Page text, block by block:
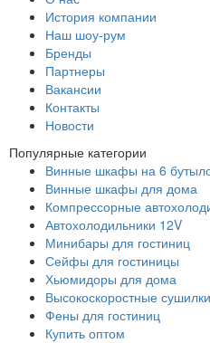
История компании
Наш шоу-рум
Бренды
Партнеры
Вакансии
Контакты
Новости
Популярные категории
Винные шкафы на 6
Винные шкафы для дома
Компрессорные
Автохолодильники 12V
Минибары для гостиниц
Сейфы для гостиницы
Хьюмидоры для дома
Высокоскоростные
Фены для гостиниц
Купить оптом